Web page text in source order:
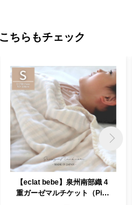
ちらもチェック
【eclat bebe】泉州南部織 4
重ガーゼマルチケット（PiG